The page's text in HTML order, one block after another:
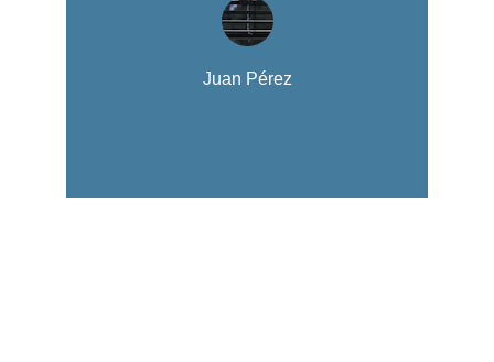
Juan Pérez